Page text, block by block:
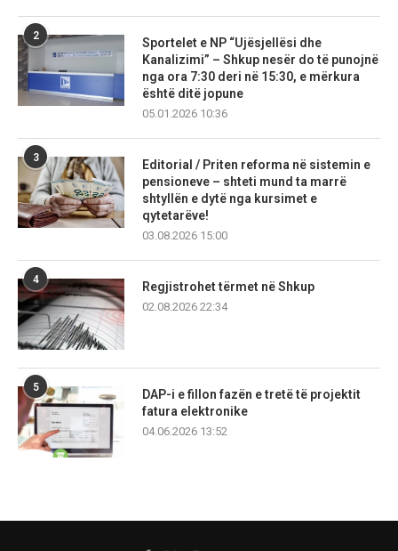
2
Sportelet e NP “Ujësjellësi dhe
Kanalizimi” – Shkup nesër do të punojnë
nga ora 7:30 deri në 15:30, e mërkura
është ditë jopune
05.01.2026 10:36
3
Editorial / Priten reforma në sistemin e
pensioneve – shteti mund ta marrë
shtyllën e dytë nga kursimet e
qytetarëve!
03.08.2026 15:00
4
Regjistrohet tërmet në Shkup
02.08.2026 22:34
5
DAP-i e fillon fazën e tretë të projektit
fatura elektronike
04.06.2026 13:52